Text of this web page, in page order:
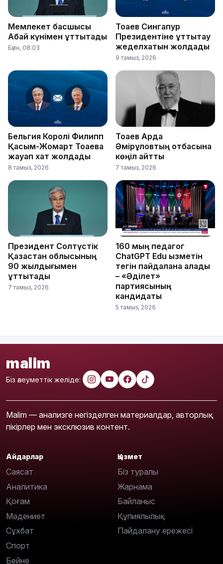
Мемлекет басшысы
Абай күнімен құттықтады
Бүгін, 08:03
Тоқаев Сингапур
Президентіне құттықтау
жеделхатын жолдады
9 тамыз, 2026
Бельгия Королі Филипп
Қасым-Жомарт Тоқаевқа
жауап хат жолдады
8 тамыз, 2026
Тоқаев Ардақ
Әмірқұловтың отбасына
көңіл айтты
7 тамыз, 2026
Президент Солтүстік
Қазақстан облысының
90 жылдығымен
құттықтады
7 тамыз, 2026
160 мың педагог
ChatGPT Edu қызметін
тегін пайдалана алады
– «Әділет»
партиясының
кандидаты
5 тамыз, 2026
malim
Біз әлеуметтік желіде:
Malim — анализге негізделген материалдар, авторлық
пікірлер мен эксклюзив контент.
Айдарлар
Саясат
Аналитика
Қоғам
Мәдениет
Сұхбат
Спорт
Бейне
Қызмет
Біз туралы
Жарнама
Байланыс
Құпиялылық
Пайдалану ережесі